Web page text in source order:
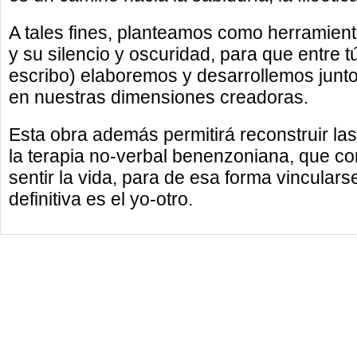
A tales fines, planteamos como
y su silencio y oscuridad, para que entre
escribo) elaboremos y desarrollemos
en nuestras dimensiones creadoras.
Esta obra además permitirá reconstruir
la terapia no-verbal benenzoniana, que
sentir la vida, para de esa forma
definitiva es el yo-otro.